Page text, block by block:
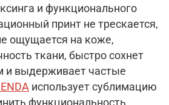
и функционального
принт не трескается,
ощущается на коже,
ткани, быстро сохнет
и выдерживает частые
использует сублимацию